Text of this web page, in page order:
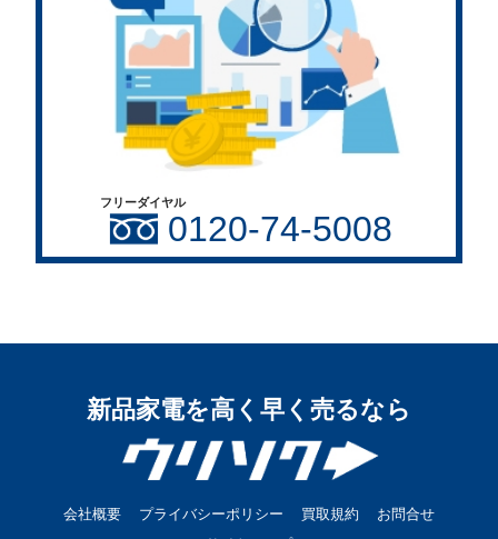
フリーダイヤル
0120-74-5008
新品家電を高く早く売るなら
会社概要 プライバシーポリシー 買取規約
お問合せ